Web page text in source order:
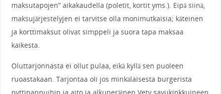
maksutapojen” aikakaudella (poletit, kortit yms.). Eipä siinä,
maksujärjestelyjen ei tarvitse olla monimutkaisia; käteinen
ja korttimaksut olivat simppeli ja suora tapa maksaa
kaikesta.
Oluttarjonnasta ei ollut pulaa, eikä kyllä sen puoleen
ruoastakaan. Tarjontaa oli jos minkälaisesta burgerista
pyttipannuihin ja aito ja alkuperäinen Vety savukinkkuineen